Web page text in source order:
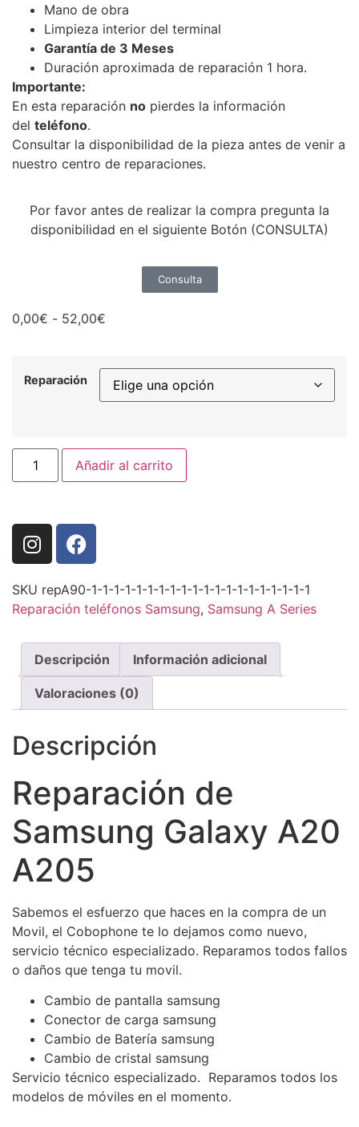
Mano de obra
Limpieza interior del terminal
Garantía de 3 Meses
Duración aproximada de reparación 1 hora.
Importante:
En esta reparación no pierdes la información
del teléfono.
Consultar la disponibilidad de la pieza antes de venir a
nuestro centro de reparaciones.
Por favor antes de realizar la compra pregunta la
disponibilidad en el siguiente Botón (CONSULTA)
Consulta
0,00€ - 52,00€
Reparación
Añadir al carrito
SKU repA90-1-1-1-1-1-1-1-1-1-1-1-1-1-1-1-1-1-1-1-1
Reparación teléfonos Samsung, Samsung A Series
Descripción Información adicional
Valoraciones (0)
Descripción
Reparación de
Samsung Galaxy A20
A205
Sabemos el esfuerzo que haces en la compra de un
Movil, el Cobophone te lo dejamos como nuevo,
servicio técnico especializado. Reparamos todos fallos
o daños que tenga tu movil.
Cambio de pantalla samsung
Conector de carga samsung
Cambio de Batería samsung
Cambio de cristal samsung
Servicio técnico especializado. Reparamos todos los
modelos de móviles en el momento.